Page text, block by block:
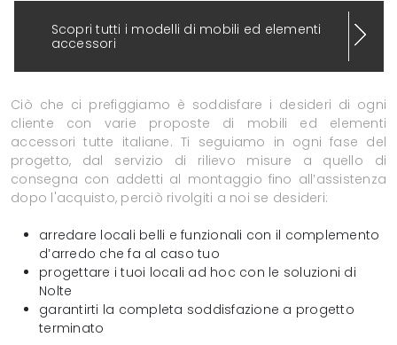
Scopri tutti i modelli di mobili ed elementi
accessori
Ciò che ci prefiggiamo è soddisfare i desideri di ogni
cliente con varie proposte di mobili ed elementi
accessori tutte italiane. Ti seguiamo in ogni fase del
progetto, dal servizio di rilievo misure a quello di
consegna con addetti al montaggio fino all’assistenza
dopo l'acquisto, perciò rivolgiti a noi se desideri:
arredare locali belli e funzionali con il complemento
d’arredo che fa al caso tuo
progettare i tuoi locali ad hoc con le soluzioni di
Nolte
garantirti la completa soddisfazione a progetto
terminato